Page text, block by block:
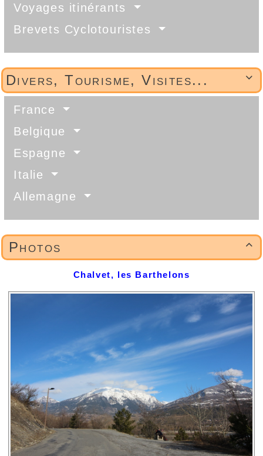
Voyages itinérants
Brevets Cyclotouristes

Divers, Tourisme, Visites...
France
Belgique
Espagne
Italie
Allemagne

Photos
Chalvet, les Barthelons